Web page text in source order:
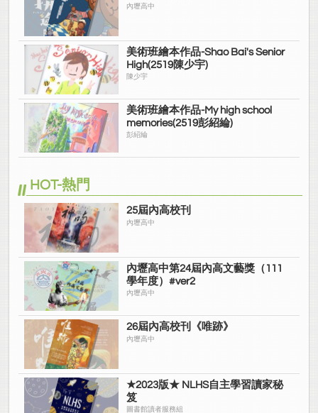
內壢高中
美術班繪本作品-Shao Bai's Senior
High(2519陳少宇)
陳少宇
美術班繪本作品-My high school
memories(2519彭紹綸)
彭紹綸
HOT-熱門
25屆內高校刊
內壢高中
內壢高中第24屆內高文藝獎（111
學年度）#ver2
內壢高中
26屆內高校刊《唯跡》
內壢高中
★2023版★ NLHS自主學習讀家秘
笈
圖書館讀者服務組